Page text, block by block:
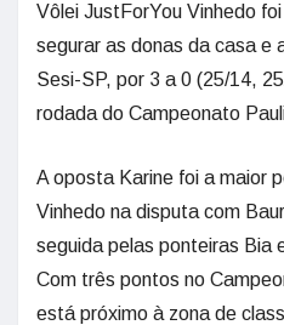
Vôlei JustForYou Vinhedo
segurar as donas da casa e
Sesi-SP, por 3 a 0 (25/14,
rodada do Campeonato
A oposta Karine foi a maior
Vinhedo na disputa com
seguida pelas ponteiras Bia
Com três pontos no
está próximo à zona de